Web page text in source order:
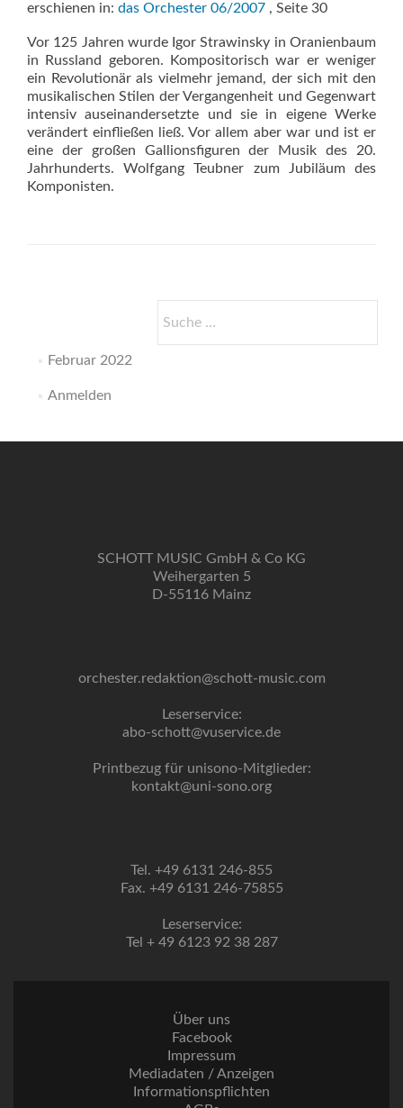
erschienen in: das Orchester 06/2007 , Seite 30
Vor 125 Jahren wurde Igor Strawinsky in Oranienbaum
in Russland geboren. Kompositorisch war er weniger
ein Revolutionär als vielmehr jemand, der sich mit den
musikalischen Stilen der Vergangenheit und Gegenwart
intensiv auseinandersetzte und sie in eigene Werke
verändert einfließen ließ. Vor allem aber war und ist er
eine der großen Gallionsfiguren der Musik des 20.
Jahrhunderts. Wolfgang Teubner zum Jubiläum des
Komponisten.
nach:
Februar 2022
Anmelden
SCHOTT MUSIC GmbH & Co KG
Weihergarten 5
D-55116 Mainz
orchester.redaktion@schott-music.com
Leserservice:
abo-schott@vuservice.de
Printbezug für unisono-Mitglieder:
kontakt@uni-sono.org
Tel. +49 6131 246-855
Fax. +49 6131 246-75855
Leserservice:
Tel + 49 6123 92 38 287
Über uns
Facebook
Impressum
Mediadaten / Anzeigen
Informationspflichten